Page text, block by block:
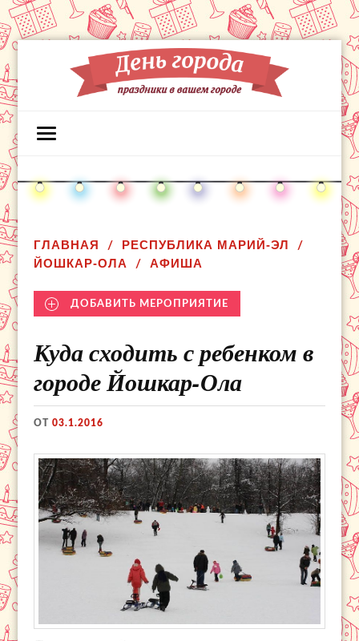
ГЛАВНАЯ
РЕСПУБЛИКА МАРИЙ-ЭЛ
ЙОШКАР-ОЛА
АФИША
ДОБАВИТЬ МЕРОПРИЯТИЕ
Куда сходить с ребенком в
городе Йошкар-Ола
ОТ03.1.2016